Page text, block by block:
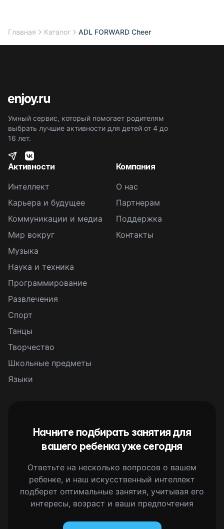
Главная Каталог ADL FORWARD Cheer
Умный сервис, который помогает родителям
выбрать лучшие активности для детей от 4 до
16 лет.
Активности
Интеллект
Карьера и будущее
Коммуникации и медиа
Мир вокруг
Музыка
Наука и техника
Программирование
Развлечения
Спорт
Танцы
Творчество
Школьные предметы
Языки
Компания
О нас
Партнерам
Поддержка
Контакты
Начните подбирать занятия для
вашего ребенка уже сегодня
Ответьте на несколько вопросов о вашем
ребенке, и наш искусственный интеллект
подберет оптимальные занятия, учитывая его
интересы, возраст и ваши предпочтения